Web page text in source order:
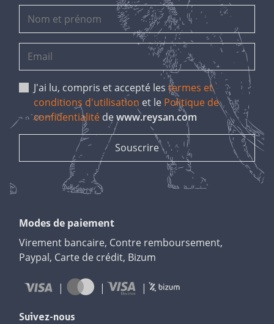
J'ai lu, compris et accepté lestermes et
conditions d'utilisation et le Politique de
confidentialité dewww.reysan.com
Modes de paiement
Virement bancaire, Contre remboursement,
Paypal, Carte de crédit, Bizum
Suivez-nous